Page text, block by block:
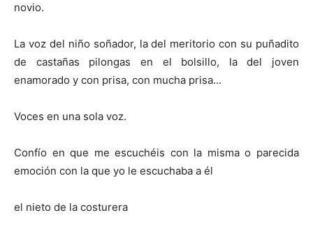
novio.
La voz del niño soñador, la del meritorio con su puñadito
de castañas pilongas en el bolsillo, la del joven
enamorado y con prisa, con mucha prisa...
Voces en una sola voz.
Confío en que me escuchéis con la misma o parecida
emoción con la que yo le escuchaba a él
el nieto de la costurera